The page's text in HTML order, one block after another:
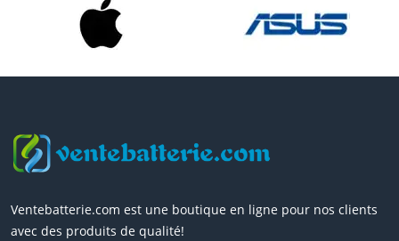
Ventebatterie.com est une boutique en ligne pour nos clients
avec des produits de qualité!